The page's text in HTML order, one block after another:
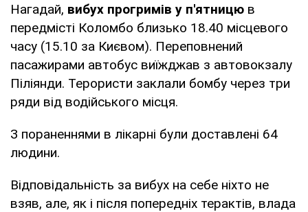
Нагадай, вибух прогримів у п'ятницю в
передмісті Коломбо близько 18.40 місцевого
часу (15.10 за Києвом). Переповнений
пасажирами автобус виїжджав з автовокзалу
Піліянди. Терористи заклали бомбу через три
ряди від водійського місця.
З пораненнями в лікарні були доставлені 64
людини.
Відповідальність за вибух на себе ніхто не
взяв, але, як і після попередніх терактів, влада